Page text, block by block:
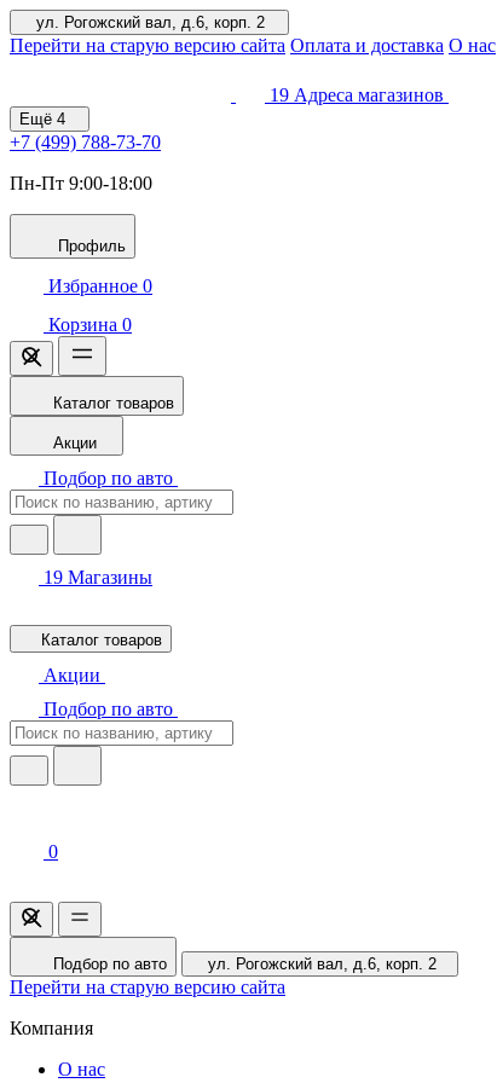
ул. Рогожский вал, д.6, корп. 2
Перейти на старую версию сайта Оплата и доставка О нас
19 Адреса магазинов
Ещё 4
+7 (499) 788-73-70
Пн-Пт 9:00-18:00
Профиль
Избранное 0
Корзина 0
Каталог товаров
Акции
Подбор по авто
19 Магазины
Каталог товаров
Акции
Подбор по авто
0
Подбор по авто ул. Рогожский вал, д.6, корп. 2
Перейти на старую версию сайта
Компания
О нас